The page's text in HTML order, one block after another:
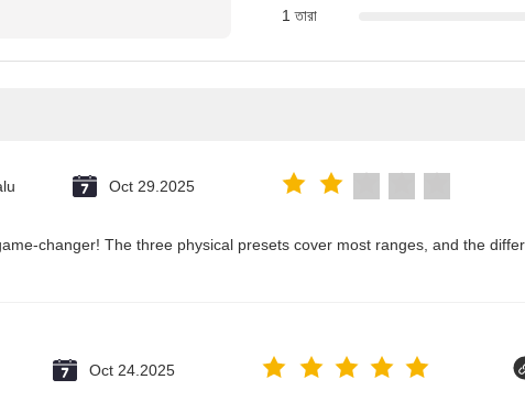
1 তারা
Oct 29.2025
changer! The three physical presets cover most ranges, and the
Oct 24.2025